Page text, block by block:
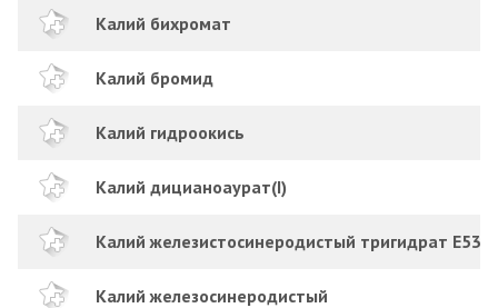
Калий бихромат
Калий бромид
Калий гидроокись
Калий дицианоаурат(I)
Калий железистосинеродистый тригидрат Е536
Калий железосинеродистый